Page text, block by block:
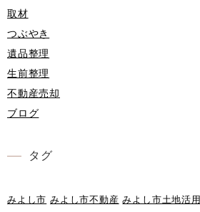
取材
つぶやき
遺品整理
生前整理
不動産売却
ブログ
タグ
みよし市 みよし市不動産 みよし市土地活用